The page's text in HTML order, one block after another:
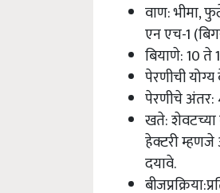
वाण: भीमा,
एन एच-1
बियाणे: 10 ते
पेरणीची
पेरणीचे अंतर:
खते: शेवटच्या
हेक्टरी म्हणजे
दयावे.